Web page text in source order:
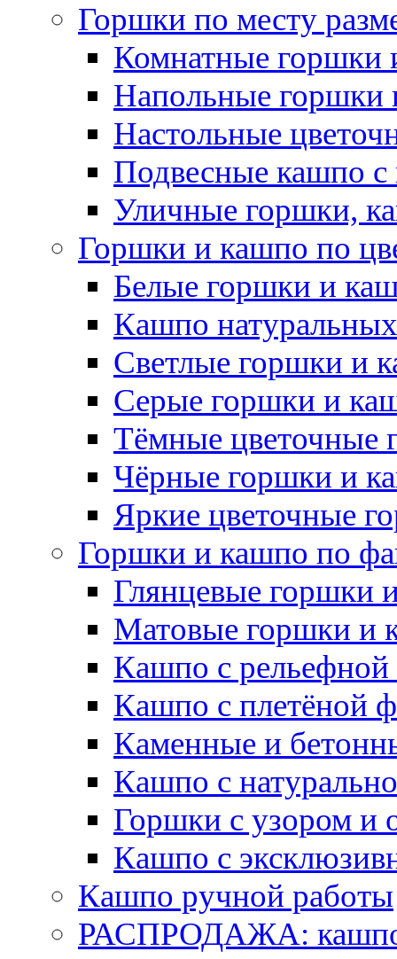
Горшки по месту
Комнатные горшки
Напольные горшки
Настольные
Подвесные кашпо с
Уличные горшки,
Горшки и кашпо по
Белые горшки и
Кашпо
Светлые горшки и
Серые горшки и
Тёмные цветочные
Чёрные горшки и
Яркие цветочные
Горшки и кашпо по
Глянцевые горшки
Матовые горшки и
Кашпо с рельефной
Кашпо с плетёной
Каменные и
Кашпо с
Горшки с узором и
Кашпо с
Кашпо ручной работы
РАСПРОДАЖА: кашпо